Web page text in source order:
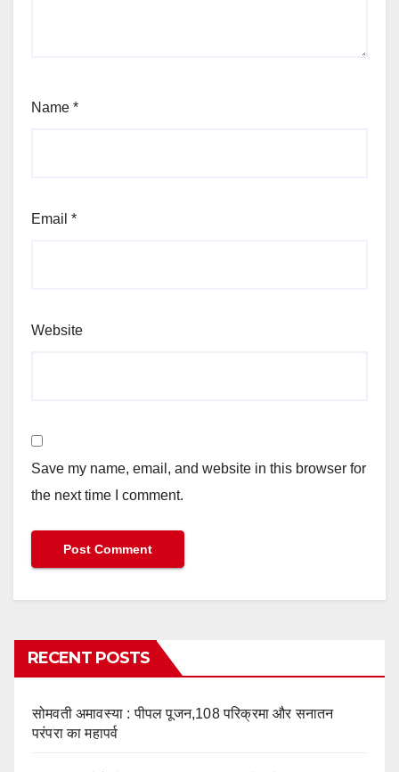
Name *
Email *
Website
Save my name, email, and website in this browser for
the next time I comment.
RECENT POSTS
सोमवती अमावस्या : पीपल पूजन,108 परिक्रमा और सनातन
परंपरा का महापर्व